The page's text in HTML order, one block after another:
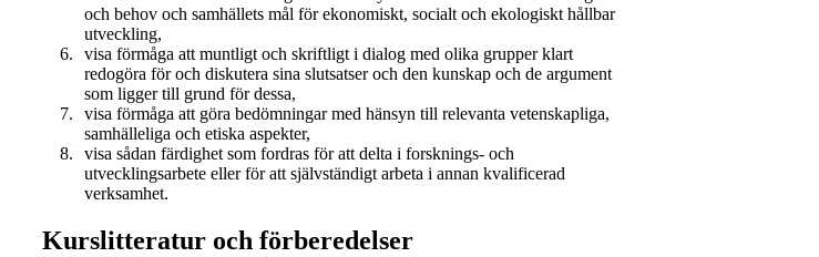
och behov och samhällets mål för ekonomiskt, socialt och ekologiskt hållbar
utveckling,
visa förmåga att muntligt och skriftligt i dialog med olika grupper klart
redogöra för och diskutera sina slutsatser och den kunskap och de argument
som ligger till grund för dessa,
visa förmåga att göra bedömningar med hänsyn till relevanta vetenskapliga,
samhälleliga och etiska aspekter,
visa sådan färdighet som fordras för att delta i forsknings- och
utvecklingsarbete eller för att självständigt arbeta i annan kvalificerad
verksamhet.
Kurslitteratur och förberedelser